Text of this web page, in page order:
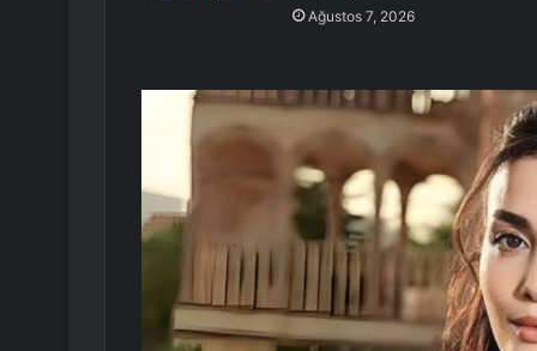
Ağustos 7, 2026